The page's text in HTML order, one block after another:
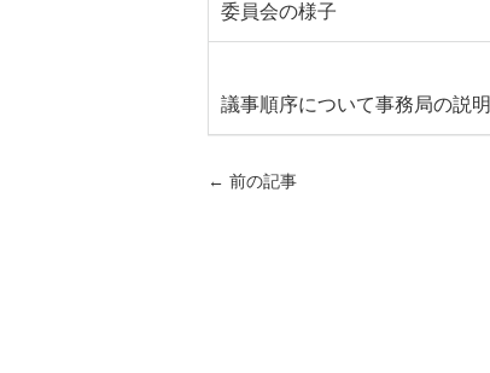
委員会の様子
議事順序について事務局の説明
← 前の記事